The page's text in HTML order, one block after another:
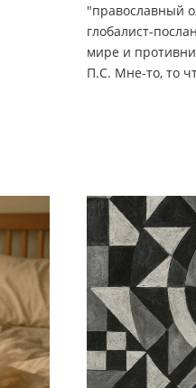
"православный
глобалист-
мире и
П.С. Мне-то, то